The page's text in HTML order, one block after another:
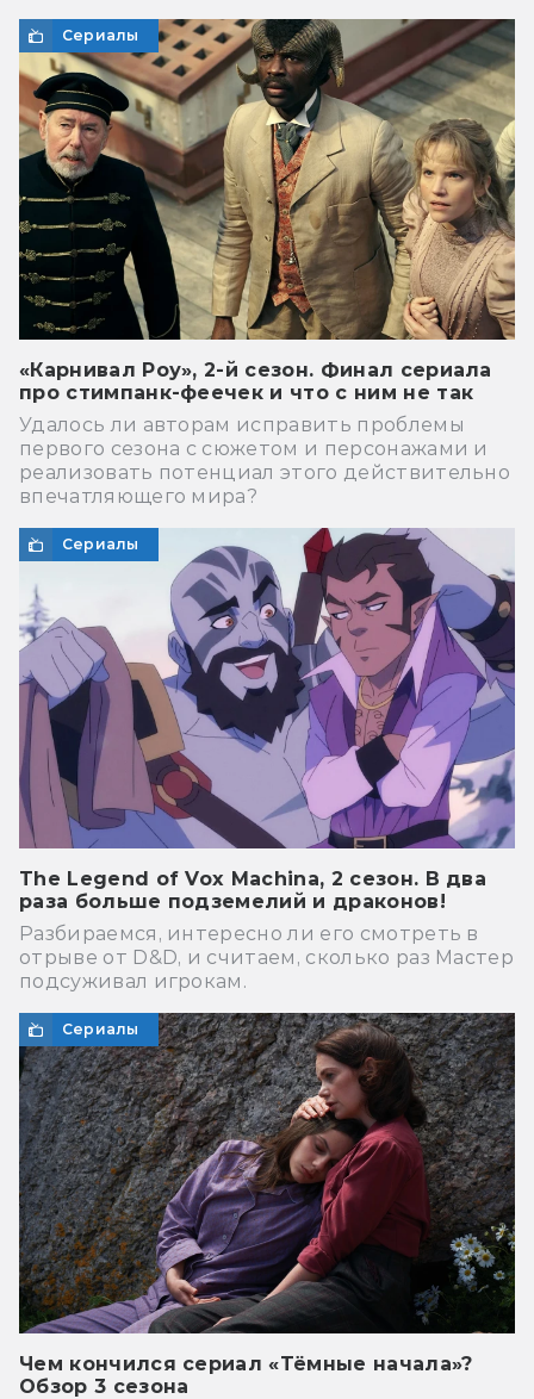
Сериалы
«Карнивал Роу», 2-й сезон. Финал сериала
про стимпанк-феечек и что с ним не так
Удалось ли авторам исправить проблемы
первого сезона с сюжетом и персонажами и
реализовать потенциал этого действительно
впечатляющего мира?
Сериалы
The Legend of Vox Machina, 2 сезон. В два
раза больше подземелий и драконов!
Разбираемся, интересно ли его смотреть в
отрыве от D&D, и считаем, сколько раз Мастер
подсуживал игрокам.
Сериалы
Чем кончился сериал «Тёмные начала»?
Обзор 3 сезона